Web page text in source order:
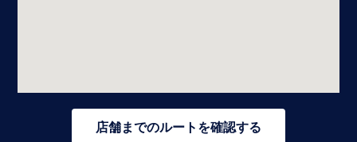
店舗までのルートを確認する